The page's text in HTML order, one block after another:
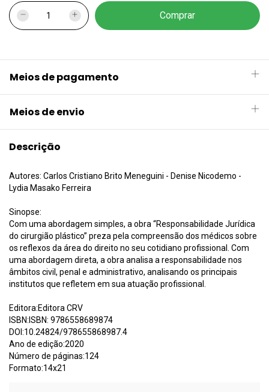
Meios de pagamento
Meios de envio
Descrição
Autores: Carlos Cristiano Brito Meneguini - Denise Nicodemo -
Lydia Masako Ferreira
Sinopse:
Com uma abordagem simples, a obra “Responsabilidade Jurídica
do cirurgião plástico” preza pela compreensão dos médicos sobre
os reflexos da área do direito no seu cotidiano profissional. Com
uma abordagem direta, a obra analisa a responsabilidade nos
âmbitos civil, penal e administrativo, analisando os principais
institutos que refletem em sua atuação profissional.
Editora:Editora CRV
ISBN:ISBN: 9786558689874
DOI:10.24824/978655868987.4
Ano de edição:2020
Número de páginas:124
Formato:14x21